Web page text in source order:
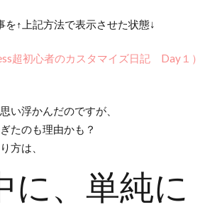
を↑上記方法で表示させた状態↓
超初心者のカスタマイズ日記 Day１）
い浮かんだのですが、
たのも理由かも？
方は、
に、単純に